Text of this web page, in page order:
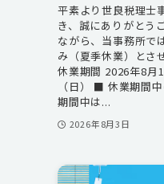
平素より世良税理士
き、誠にありがとう
ながら、当事務所で
み（夏季休業）とさ
休業期間 2026年8月
（日） ■ 休業期間
期間中は...
2026年8月3日